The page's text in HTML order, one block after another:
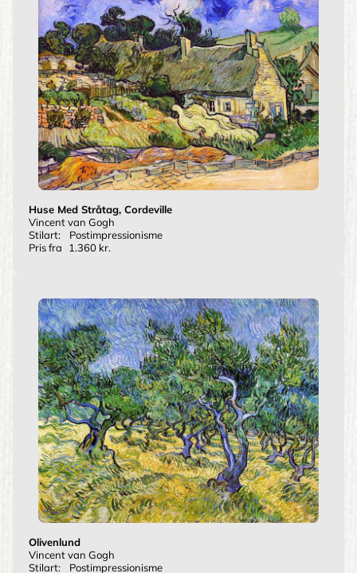
Huse Med Stråtag, Cordeville
Vincent van Gogh
Stilart:
Postimpressionisme
Pris fra
1.360 kr.
Olivenlund
Vincent van Gogh
Stilart:
Postimpressionisme